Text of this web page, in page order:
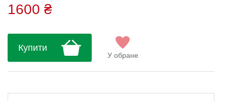
блискавка та липучка для легкого
надягання. Світловідбиваюча вставка на
час доби.Виробництво Threeface (Італія)....
1600 ₴
Купити
У обране